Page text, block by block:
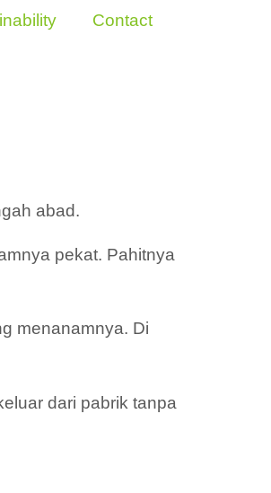
Contact
abad.
pekat. Pahitnya
menanamnya. Di
dari pabrik tanpa